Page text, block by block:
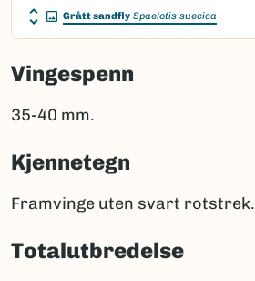
Grått sandfly Spaelotis suecica
Vingespenn
35-40 mm.
Kjennetegn
Framvinge uten svart rotstrek.
Totalutbredelse